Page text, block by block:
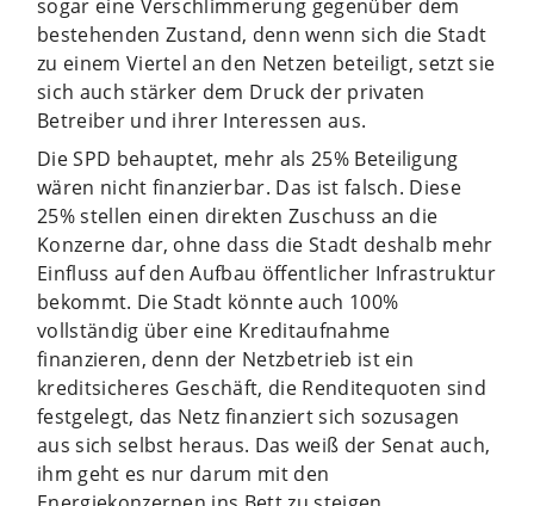
sogar eine Verschlimmerung gegenüber dem
bestehenden Zustand, denn wenn sich die Stadt
zu einem Viertel an den Netzen beteiligt, setzt sie
sich auch stärker dem Druck der privaten
Betreiber und ihrer Interessen aus.
Die SPD behauptet, mehr als 25% Beteiligung
wären nicht finanzierbar. Das ist falsch. Diese
25% stellen einen direkten Zuschuss an die
Konzerne dar, ohne dass die Stadt deshalb mehr
Einfluss auf den Aufbau öffentlicher Infrastruktur
bekommt. Die Stadt könnte auch 100%
vollständig über eine Kreditaufnahme
finanzieren, denn der Netzbetrieb ist ein
kreditsicheres Geschäft, die Renditequoten sind
festgelegt, das Netz finanziert sich sozusagen
aus sich selbst heraus. Das weiß der Senat auch,
ihm geht es nur darum mit den